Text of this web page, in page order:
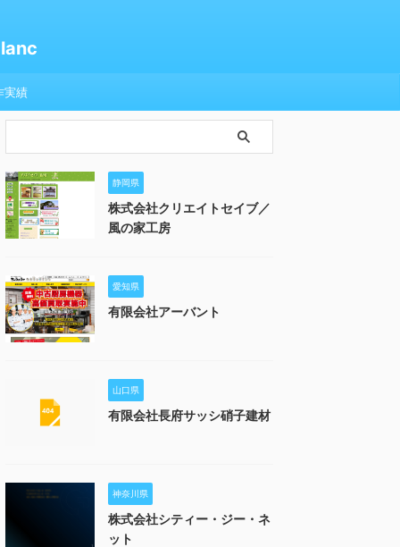
実績
静岡県
株式会社クリエイトセイブ／
風の家工房
愛知県
有限会社アーバント
山口県
有限会社長府サッシ硝子建材
神奈川県
株式会社シティー・ジー・ネ
ット